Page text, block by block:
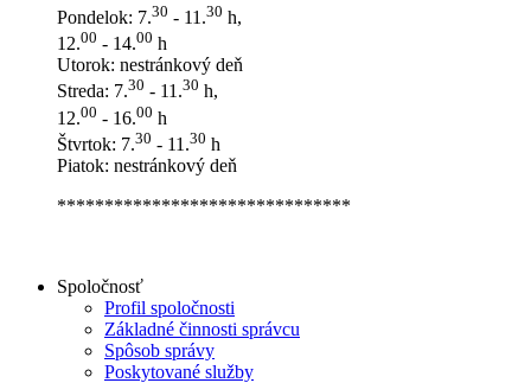
Pondelok: 7.30 - 11.30 h,
12.00 - 14.00 h
Utorok: nestránkový deň
Streda: 7.30 - 11.30 h,
12.00 - 16.00 h
Štvrtok: 7.30 - 11.30 h
Piatok: nestránkový deň
*******************************
Spoločnosť
Profil spoločnosti
Základné činnosti správcu
Spôsob správy
Poskytované služby